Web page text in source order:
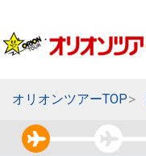
オリオンツアーTOP